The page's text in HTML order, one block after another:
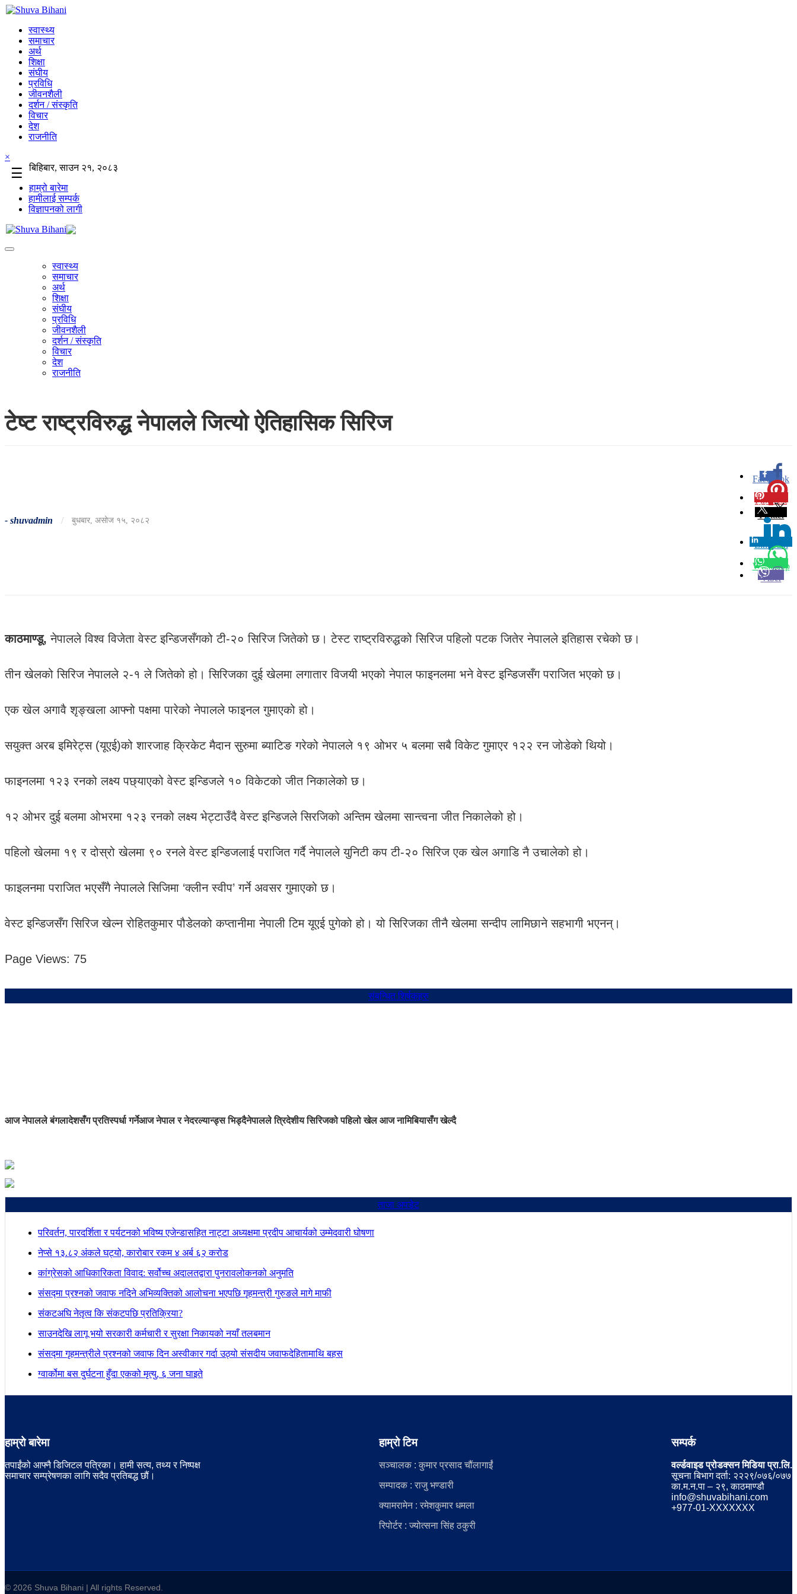
स्वास्थ्य
समाचार
अर्थ
शिक्षा
संघीय
प्रविधि
जीवनशैली
दर्शन / संस्कृति
विचार
देश
राजनीति
×
☰
बिहिबार, साउन २१, २०८३
हाम्रो बारेमा
हामीलाई सम्पर्क
विज्ञापनको लागी
स्वास्थ्य
समाचार
अर्थ
शिक्षा
संघीय
प्रविधि
जीवनशैली
दर्शन / संस्कृति
विचार
देश
राजनीति
टेष्ट राष्ट्रविरुद्ध नेपालले जित्यो ऐतिहासिक सिरिज
- shuvadmin / बुधबार, असोज १५, २०८२
Facebook
0
Pinterest
Twitter
Linkedin
0
Whatsapp
Viber
काठमाण्डू, नेपालले विश्व विजेता वेस्ट इन्डिजसँगको टी-२० सिरिज जितेको छ। टेस्ट राष्ट्रविरुद्धको सिरिज पहिलो पटक जितेर नेपालले इतिहास रचेको छ।
तीन खेलको सिरिज नेपालले २-१ ले जितेको हो। सिरिजका दुई खेलमा लगातार विजयी भएको नेपाल फाइनलमा भने वेस्ट इन्डिजसँग पराजित भएको छ।
एक खेल अगावै शृङ्खला आफ्नो पक्षमा पारेको नेपालले फाइनल गुमाएको हो।
सयुक्त अरब इमिरेट्स (यूएई)को शारजाह क्रिकेट मैदान सुरुमा ब्याटिङ गरेको नेपालले १९ ओभर ५ बलमा सबै विकेट गुमाएर १२२ रन जोडेको थियो।
फाइनलमा १२३ रनको लक्ष्य पछ्याएको वेस्ट इन्डिजले १० विकेटको जीत निकालेको छ।
१२ ओभर दुई बलमा ओभरमा १२३ रनको लक्ष्य भेट्टाउँदै वेस्ट इन्डिजले सिरजिको अन्तिम खेलमा सान्त्वना जीत निकालेको हो।
पहिलो खेलमा १९ र दोस्रो खेलमा ९० रनले वेस्ट इन्डिजलाई पराजित गर्दै नेपालले युनिटी कप टी-२० सिरिज एक खेल अगाडि नै उचालेको हो।
फाइलनमा पराजित भएसँगै नेपालले सिजिमा ‘क्लीन स्वीप’ गर्ने अवसर गुमाएको छ।
वेस्ट इन्डिजसँग सिरिज खेल्न रोहितकुमार पौडेलको कप्तानीमा नेपाली टिम यूएई पुगेको हो। यो सिरिजका तीनै खेलमा सन्दीप लामिछाने सहभागी भएनन्।
Page Views: 75
संबन्धित शिर्षकहरु
आज नेपालले बंगलादेशसँग प्रतिस्पर्धा गर्नेआज नेपाल र नेदरल्यान्ड्स भिड्दैनेपालले त्रिदेशीय सिरिजको पहिलो खेल आज नामिबियासँग खेल्दै
ताजा अपडेट
परिवर्तन, पारदर्शिता र पर्यटनको भविष्य एजेन्डासहित नाट्टा अध्यक्षमा प्रदीप आचार्यको उम्मेदवारी घोषणा
नेप्से १३.८२ अंकले घट्यो, कारोबार रकम ४ अर्ब ६२ करोड
कांग्रेसको आधिकारिकता विवाद: सर्वोच्च अदालतद्वारा पुनरावलोकनको अनुमति
संसद्मा प्रश्नको जवाफ नदिने अभिव्यक्तिको आलोचना भएपछि गृहमन्त्री गुरुङले मागे माफी
संकटअघि नेतृत्व कि संकटपछि प्रतिक्रिया?
साउनदेखि लागू भयो सरकारी कर्मचारी र सुरक्षा निकायको नयाँ तलबमान
संसद्मा गृहमन्त्रीले प्रश्नको जवाफ दिन अस्वीकार गर्दा उठ्यो संसदीय जवाफदेहितामाथि बहस
ग्वार्कोमा बस दुर्घटना हुँदा एकको मृत्यु, ६ जना घाइते
हाम्रो बारेमा
तपाईंको आफ्नै डिजिटल पत्रिका। हामी सत्य, तथ्य र निष्पक्ष
समाचार सम्प्रेषणका लागि सदैव प्रतिबद्ध छौं।
हाम्रो टिम
सञ्चालक : कुमार प्रसाद चौंलागाईं
सम्पादक : राजु भण्डारी
क्यामरामेन : रमेशकुमार धमला
रिपोर्टर : ज्योत्सना सिंह ठकुरी
सम्पर्क
वर्ल्डवाइड प्रोडक्सन मिडिया प्रा.लि.
सूचना बिभाग दर्ता: २२२९/०७६/०७७
का.म.न.पा – २९, काठमाण्डौ
info@shuvabihani.com
+977-01-XXXXXXX
© 2026 Shuva Bihani | All rights Reserved.